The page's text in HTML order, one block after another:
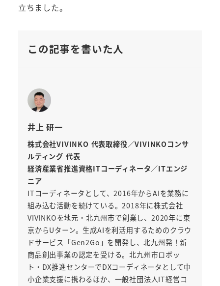
立ちました。
この記事を書いた人
井上 研一
株式会社VIVINKO 代表取締役／VIVINKOコンサ
ルティング 代表
経済産業省推進資格ITコーディネータ／ITエンジ
ニア
ITコーディネータとして、2016年からAIを業務に
組み込む活動を続けている。2018年に株式会社
VIVINKOを地元・北九州市で創業し、2020年に東
京からUターン。生成AIを利活用するためのクラウ
ドサービス「Gen2Go」を開発し、北九州発！新
商品創出事業の認定を受ける。北九州市ロボッ
ト・DX推進センターでDXコーディネータとして中
小企業支援に携わるほか、一般社団法人IT経営コ